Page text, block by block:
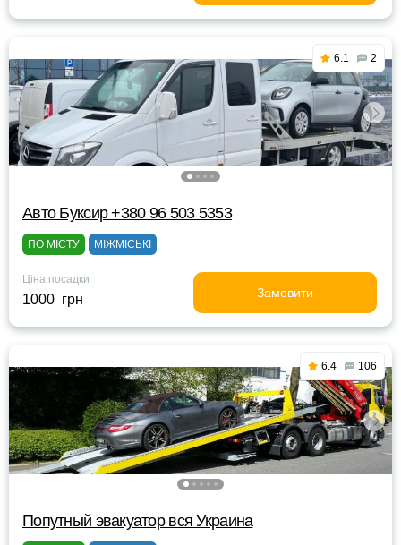
6.1 2
Авто Буксир +380 96 503 5353
ПО МІСТУ МІЖМІСЬКІ
Ціна посадки
1000 грн Замовити
6.4 106
Попутный эвакуатор вся Украина